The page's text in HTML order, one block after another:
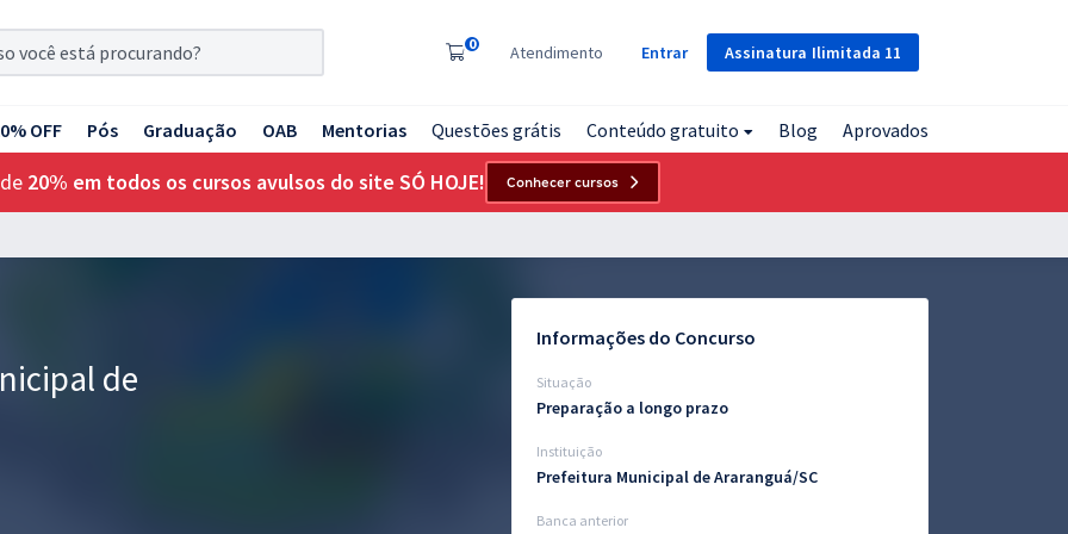
Assinatura Ilimitada 11
0 Atendimento Entrar
OFF Pós Graduação OAB Mentorias Questões grátis Conteúdo gratuito Blog Aprovados
20% em todos os cursos avulsos do site SÓ HOJE! Conhecer cursos
de
Informações do Concurso
Situação
Preparação a longo prazo
Instituição
Prefeitura Municipal de Araranguá/SC
Banca anterior